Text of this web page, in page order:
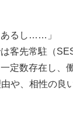
あるし……」
客先常駐（
定数存在し、
や、相性の良